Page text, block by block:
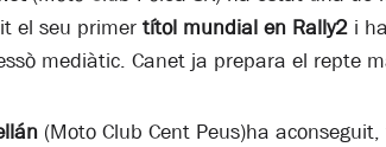
el seu primer títol mundial en Rally2 i
mediàtic. Canet ja prepara el repte
(Moto Club Cent Peus)ha